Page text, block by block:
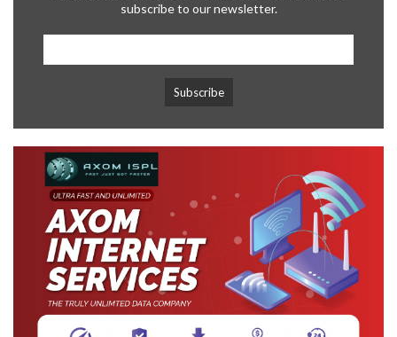
subscribe to our newsletter.